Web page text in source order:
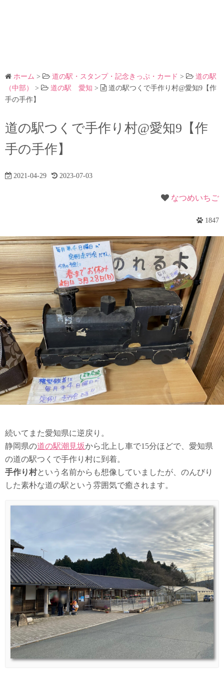
ホーム > 道の駅・スタンプ・記念きっぷ・カード >
道の駅
（中部）
> 道の駅 愛知 >
道の駅つくで手作り村@愛知9【作
手の手作】
道の駅つくで手作り村@愛知9【作
手の手作】
2021-04-29 2023-07-03
なつめいちご
1847
続いてまた愛知県に逆戻り。
静岡県の道の駅潮見坂から北上し車で15分ほどで、愛知県
の道の駅つくで手作り村に到着。
手作り村という名前からも想像していましたが、のんびり
した素朴な道の駅という雰囲気で癒されます。